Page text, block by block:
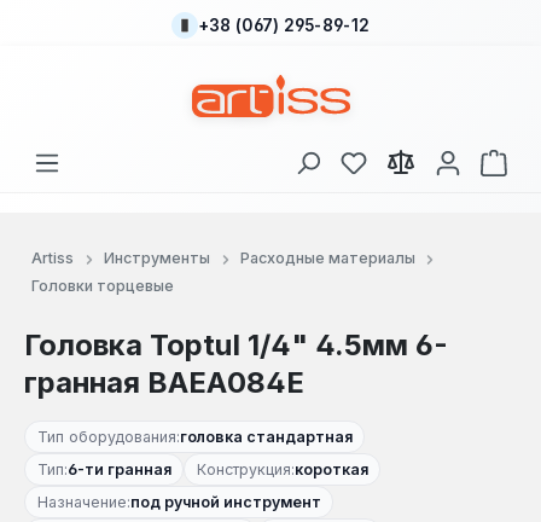
Перейти к основному содержанию
+38 (067) 295-89-12
У вас есть товары
В
Artiss Инструменты
Расходные материалы
Головки торцевые
Головка Toptul 1/4" 4.5мм 6-
гранная BAEA084E
Тип оборудования:головка стандартная
Тип:6-ти гранная Конструкция:короткая
Назначение:под ручной инструмент